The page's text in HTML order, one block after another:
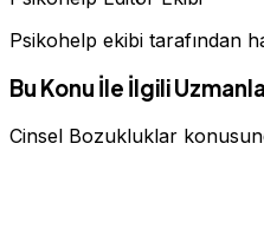
Psikohelp ekibi tarafından
Bu Konu İle İlgili
Cinsel Bozukluklar